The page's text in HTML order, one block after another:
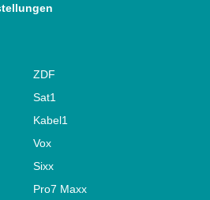
ZDF
Sat1
Kabel1
Vox
Sixx
Pro7 Maxx